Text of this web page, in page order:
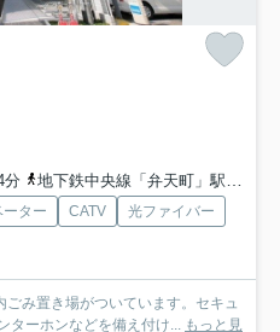
分
地下鉄中央線「弁天町」駅 徒歩4分
ーター CATV
光ファイバー
み置き場がついています。セキュ
ターホンなどを備え付け...
もっと見